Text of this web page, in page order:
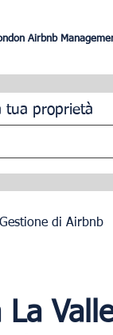
Airbnb
tua proprietà
Gestione di Airbnb